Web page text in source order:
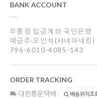
BANK ACCOUNT
무통장 입금계좌 국민은행
예금주:오인석(샤네마네킹)
796-6010-4085-143
ORDER TRACKING
대한통운택배 배송위치조